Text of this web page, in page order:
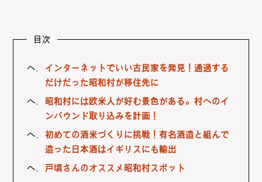
目次
インターネットでいい古民家を発見！通過する
だけだった昭和村が移住先に
昭和村には欧米人が好む景色がある。村へのイ
ンバウンド取り込みを計画！
初めての酒米づくりに挑戦！有名酒造と組んで
造った日本酒はイギリスにも輸出
戸頃さんのオススメ昭和村スポット